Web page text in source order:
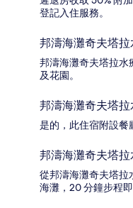
登記入住服務。
邦濤海灘奇夫塔
邦濤海灘奇夫塔拉水
及花園。
邦濤海灘奇夫塔
是的，此住宿附設餐
邦濤海灘奇夫塔
從邦濤海灘奇夫塔拉
海灘，20 分鐘步程即